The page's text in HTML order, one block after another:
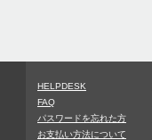
HELPDESK
FAQ
パスワードを忘れた方
お支払い方法について